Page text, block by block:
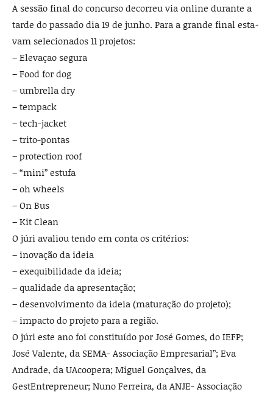
A sessão final do concurso decorreu via online durante a
tarde do passado dia 19 de ju­nho. Para a grande final esta­
vam selecionados 11 projetos:
– Elevaçao segura
– Food for dog
– umbrella dry
– tempack
– tech-jacket
– trito-pontas
– protection roof
– “mini” estufa
– oh wheels
– On Bus
– Kit Clean
O júri avaliou tendo em conta os critérios:
– inovação da ideia
– exequibilidade da ideia;
– qualidade da apresentação;
– desenvolvimento da ideia (maturação do projeto);
– impacto do projeto para a região.
O júri este ano foi cons­tituído por José Gomes, do IEFP;
José Valente, da SEMA- Associação Empre­sarial”; Eva
Andrade, da UA­coopera; Miguel Gonçalves, da
GestEntrepreneur; Nuno Ferreira, da ANJE- Associa­ção